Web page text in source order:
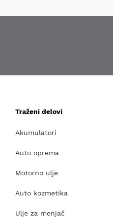
Traženi delovi
Akumulatori
Auto oprema
Motorno ulje
Auto kozmetika
Ulje za menjač